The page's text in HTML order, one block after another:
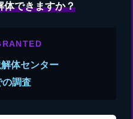
体できますか？
体センター
調査